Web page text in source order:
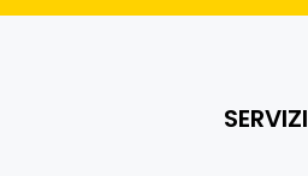
SERVIZI